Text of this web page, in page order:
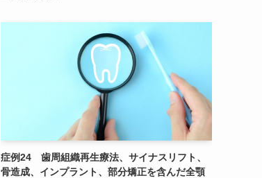
症例24 歯周組織再生療法、サイナスリフト、
骨造成、インプラント、部分矯正を含んだ全顎